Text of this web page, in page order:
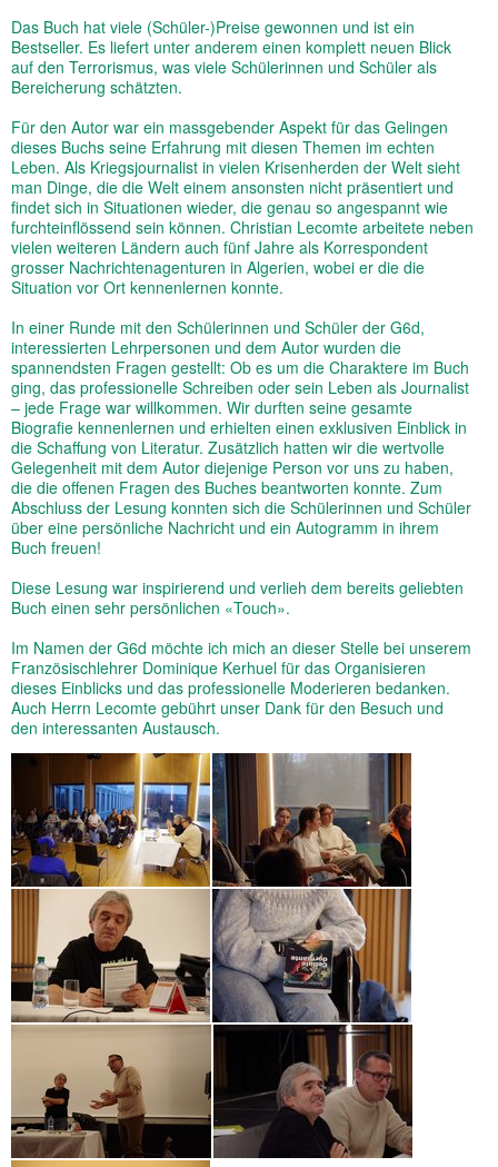
Das Buch hat viele (Schüler-)Preise gewonnen und ist ein
Bestseller. Es liefert unter anderem einen komplett neuen Blick
auf den Terrorismus, was viele Schülerinnen und Schüler als
Bereicherung schätzten.
Für den Autor war ein massgebender Aspekt für das Gelingen
dieses Buchs seine Erfahrung mit diesen Themen im echten
Leben. Als Kriegsjournalist in vielen Krisenherden der Welt sieht
man Dinge, die die Welt einem ansonsten nicht präsentiert und
findet sich in Situationen wieder, die genau so angespannt wie
furchteinflössend sein können. Christian Lecomte arbeitete neben
vielen weiteren Ländern auch fünf Jahre als Korrespondent
grosser Nachrichtenagenturen in Algerien, wobei er die die
Situation vor Ort kennenlernen konnte.
In einer Runde mit den Schülerinnen und Schüler der G6d,
interessierten Lehrpersonen und dem Autor wurden die
spannendsten Fragen gestellt: Ob es um die Charaktere im Buch
ging, das professionelle Schreiben oder sein Leben als Journalist
– jede Frage war willkommen. Wir durften seine gesamte
Biografie kennenlernen und erhielten einen exklusiven Einblick in
die Schaffung von Literatur. Zusätzlich hatten wir die wertvolle
Gelegenheit mit dem Autor diejenige Person vor uns zu haben,
die die offenen Fragen des Buches beantworten konnte. Zum
Abschluss der Lesung konnten sich die Schülerinnen und Schüler
über eine persönliche Nachricht und ein Autogramm in ihrem
Buch freuen!
Diese Lesung war inspirierend und verlieh dem bereits geliebten
Buch einen sehr persönlichen «Touch».
Im Namen der G6d möchte ich mich an dieser Stelle bei unserem
Französischlehrer Dominique Kerhuel für das Organisieren
dieses Einblicks und das professionelle Moderieren bedanken.
Auch Herrn Lecomte gebührt unser Dank für den Besuch und
den interessanten Austausch.